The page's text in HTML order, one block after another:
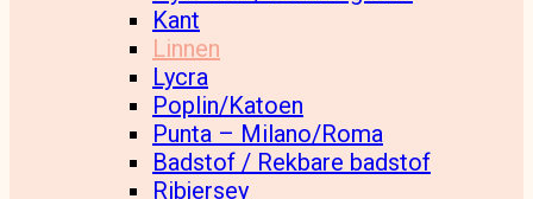
Kant
Linnen
Lycra
Poplin/Katoen
Punta – Milano/Roma
Badstof / Rekbare badstof
Ribjersey